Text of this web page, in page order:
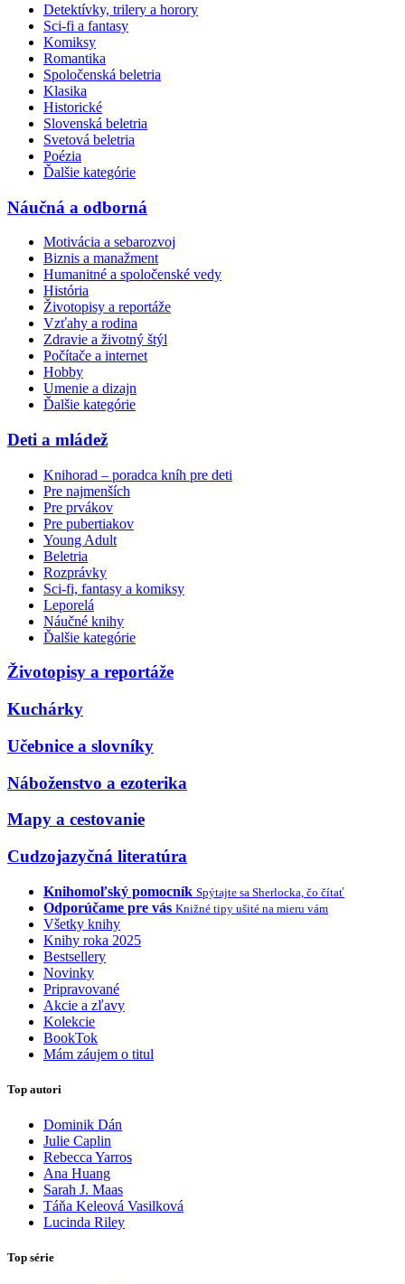
Detektívky, trilery a horory
Sci-fi a fantasy
Komiksy
Romantika
Spoločenská beletria
Klasika
Historické
Slovenská beletria
Svetová beletria
Poézia
Ďalšie kategórie
Náučná a odborná
Motivácia a sebarozvoj
Biznis a manažment
Humanitné a spoločenské vedy
História
Životopisy a reportáže
Vzťahy a rodina
Zdravie a životný štýl
Počítače a internet
Hobby
Umenie a dizajn
Ďalšie kategórie
Deti a mládež
Knihorad – poradca kníh pre deti
Pre najmenších
Pre prvákov
Pre pubertiakov
Young Adult
Beletria
Rozprávky
Sci-fi, fantasy a komiksy
Leporelá
Náučné knihy
Ďalšie kategórie
Životopisy a reportáže
Kuchárky
Učebnice a slovníky
Náboženstvo a ezoterika
Mapy a cestovanie
Cudzojazyčná literatúra
Knihomoľský pomocník Spýtajte sa Sherlocka, čo čítať
Odporúčame pre vás Knižné tipy ušité na mieru vám
Všetky knihy
Knihy roka 2025
Bestsellery
Novinky
Pripravované
Akcie a zľavy
Kolekcie
BookTok
Mám záujem o titul
Top autori
Dominik Dán
Julie Caplin
Rebecca Yarros
Ana Huang
Sarah J. Maas
Táňa Keleová Vasilková
Lucinda Riley
Top série